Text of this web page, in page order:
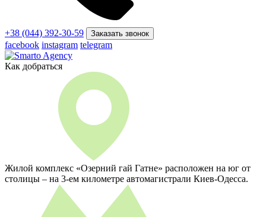
+38 (044) 392-30-59 Заказать звонок
facebook instagram telegram
Как добраться
Жилой комплекс «Озерний гай Гатне» расположен на юг от
столицы – на 3-ем километре автомагистрали Киев-Одесса.